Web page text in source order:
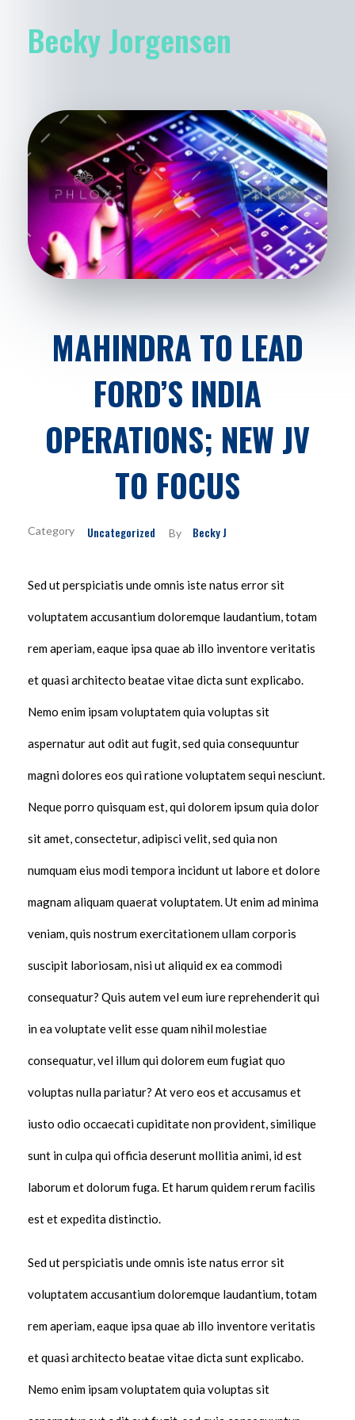
Becky Jorgensen
MAHINDRA TO LEAD
FORD’S INDIA
OPERATIONS; NEW JV
TO FOCUS
By Becky J
Uncategorized
Sed ut perspiciatis unde omnis iste natus error sit
voluptatem accusantium doloremque laudantium, totam
rem aperiam, eaque ipsa quae ab illo inventore veritatis
et quasi architecto beatae vitae dicta sunt explicabo.
Nemo enim ipsam voluptatem quia voluptas sit
aspernatur aut odit aut fugit, sed quia consequuntur
magni dolores eos qui ratione voluptatem sequi nesciunt.
Neque porro quisquam est, qui dolorem ipsum quia dolor
sit amet, consectetur, adipisci velit, sed quia non
numquam eius modi tempora incidunt ut labore et dolore
magnam aliquam quaerat voluptatem. Ut enim ad minima
veniam, quis nostrum exercitationem ullam corporis
suscipit laboriosam, nisi ut aliquid ex ea commodi
consequatur? Quis autem vel eum iure reprehenderit qui
in ea voluptate velit esse quam nihil molestiae
consequatur, vel illum qui dolorem eum fugiat quo
voluptas nulla pariatur? At vero eos et accusamus et
iusto odio occaecati cupiditate non provident, similique
sunt in culpa qui officia deserunt mollitia animi, id est
laborum et dolorum fuga. Et harum quidem rerum facilis
est et expedita distinctio.
Sed ut perspiciatis unde omnis iste natus error sit
voluptatem accusantium doloremque laudantium, totam
rem aperiam, eaque ipsa quae ab illo inventore veritatis
et quasi architecto beatae vitae dicta sunt explicabo.
Nemo enim ipsam voluptatem quia voluptas sit